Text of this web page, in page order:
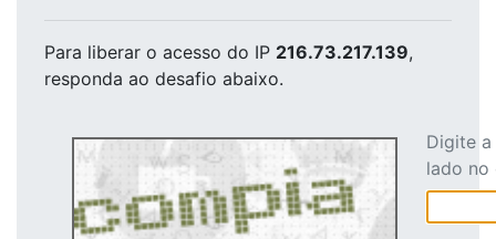
Para liberar o acesso do IP 216.73.217.139,
responda ao desafio abaixo.
Digite
lado no